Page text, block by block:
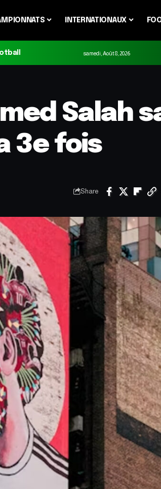
INTERNATIONAUX
samedi, Août 8, 2026
Salah
3e fois
Share